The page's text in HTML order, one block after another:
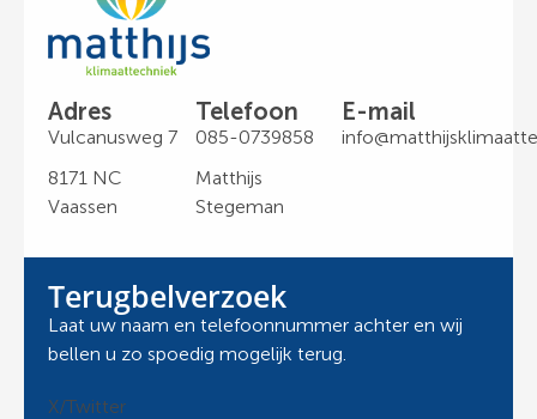
Adres
Vulcanusweg 7
8171 NC
Vaassen
Telefoon
085-0739858
Matthijs
Stegeman
E-mail
Terugbelverzoek
Laat uw naam en telefoonnummer achter en wij
bellen u zo spoedig mogelijk terug.
X/Twitter